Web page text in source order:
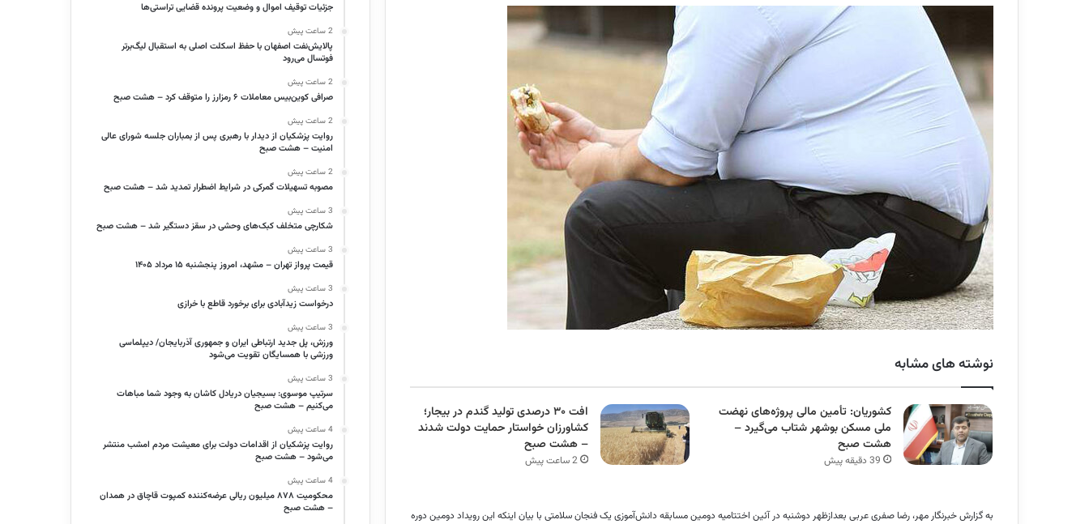
نوشته های مشابه
کشوریان: تأمین مالی پروژه‌های نهضت
ملی مسکن بوشهر شتاب می‌گیرد –
هشت صبح
39 دقیقه پیش
افت ۳۰ درصدی تولید گندم در بیجار؛
کشاورزان خواستار حمایت دولت شدند
– هشت صبح
2 ساعت پیش
به گزارش خبرنگار مهر، رضاصفریعربی بعدازظهر دوشنبه در آئین اختتامیه دومین مسابقه دانش‌آموزی یک فنجان سلامتی با بیان اینکه این رویداد دومین دوره
جزئیات توقیف اموال و وضعیت پرونده قضایی تراستی‌ها
2 ساعت پیش
پالایش‌نفت اصفهان با حفظ اسکلت اصلی به استقبال لیگ‌برتر
فوتسال می‌رود
2 ساعت پیش
صرافی کوین‌بیس معاملات ۶ رمزارز را متوقف کرد – هشت صبح
2 ساعت پیش
روایت پزشکیان از دیدار با رهبری پس از بمباران جلسه شورای عالی
امنیت – هشت صبح
2 ساعت پیش
مصوبه تسهیلات گمرکی در شرایط اضطرار تمدید شد – هشت صبح
3 ساعت پیش
شکارچی متخلف کبک‌های وحشی در سقز دستگیر شد – هشت صبح
3 ساعت پیش
قیمت پرواز تهران – مشهد، امروز پنجشنبه ۱۵ مرداد ۱۴۰۵
3 ساعت پیش
درخواست زیدآبادی برای برخورد قاطع با خرازی
3 ساعت پیش
ورزش، پل جدید ارتباطی ایران و جمهوری آذربایجان/ دیپلماسی
ورزشی با همسایگان تقویت می‌شود
3 ساعت پیش
سرتیپ موسوی: بسیجیان دریادل کاشان به وجود شما مباهات
می‌کنیم – هشت صبح
4 ساعت پیش
روایت پزشکیان از اقدامات دولت برای معیشت مردم امشب منتشر
می‌شود – هشت صبح
4 ساعت پیش
محکومیت ۸۷۸ میلیون ریالی عرضه‌کننده کمپوت قاچاق در همدان
– هشت صبح